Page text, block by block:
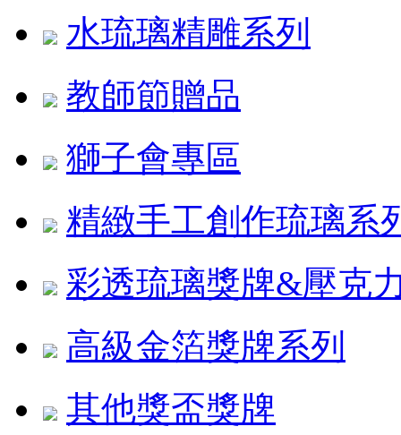
水琉璃精雕系列
教師節贈品
獅子會專區
精緻手工創作琉璃系
彩透琉璃獎牌&壓克
高級金箔獎牌系列
其他獎盃獎牌